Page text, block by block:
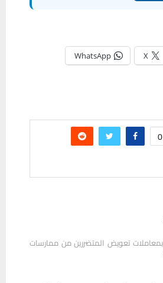
X
WhatsApp
0
تعويض المتضررين من ممارسات